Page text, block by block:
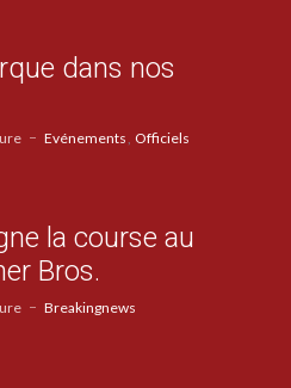
dans nos
Evénements Officiels
la course au
Bros.
Breakingnews